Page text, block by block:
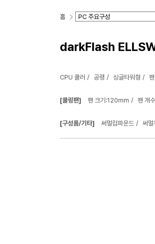
홈
darkFlash
CPU 쿨러 공랭 싱글타워형
[쿨링팬] 팬 크기:120mm 팬 개
[구성품/기타] 써멀컴파운드 써멀